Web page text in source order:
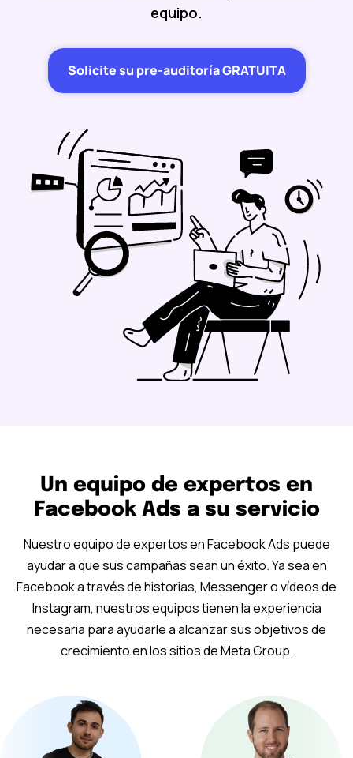
equipo.
Solicite su pre-auditoría GRATUITA
Un equipo de expertos en
Facebook Ads a su servicio
Nuestro equipo de expertos en Facebook Ads puede
ayudar a que sus campañas sean un éxito. Ya sea en
Facebook a través de historias, Messenger o vídeos de
Instagram, nuestros equipos tienen la experiencia
necesaria para ayudarle a alcanzar sus objetivos de
crecimiento en los sitios de Meta Group.